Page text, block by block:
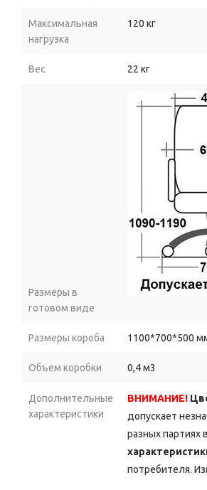
Максимальная
нагрузка
120 кг
Вес 22 кг
Размеры в
готовом виде
Размеры короба 1100*700*500
Объем коробки 0,4 м3
Дополнительные
характеристики
ВНИМАНИЕ!
допускает
разных партиях
потребителя.